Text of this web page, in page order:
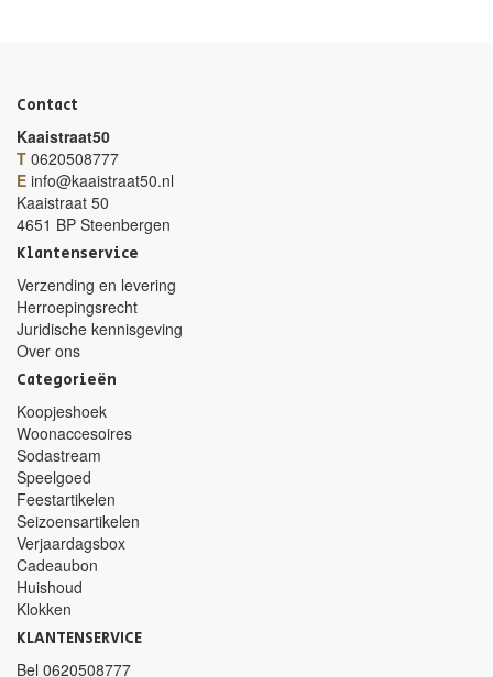
Contact
Kaaistraat50
T 0620508777
E info@kaaistraat50.nl
Kaaistraat 50
4651 BP Steenbergen
Klantenservice
Verzending en levering
Herroepingsrecht
Juridische kennisgeving
Over ons
Categorieën
Koopjeshoek
Woonaccesoires
Sodastream
Speelgoed
Feestartikelen
Seizoensartikelen
Verjaardagsbox
Cadeaubon
Huishoud
Klokken
KLANTENSERVICE
Bel 0620508777